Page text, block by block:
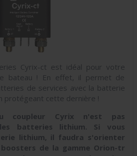
Cyrix-ct est idéal pour votre
bateau ! En effet, il permet de
de services avec la batterie
protégeant cette dernière !
coupleur Cyrix n'est pas
batteries lithium. Si vous
lithium, il faudra s'orienter
de la gamme Orion-tr